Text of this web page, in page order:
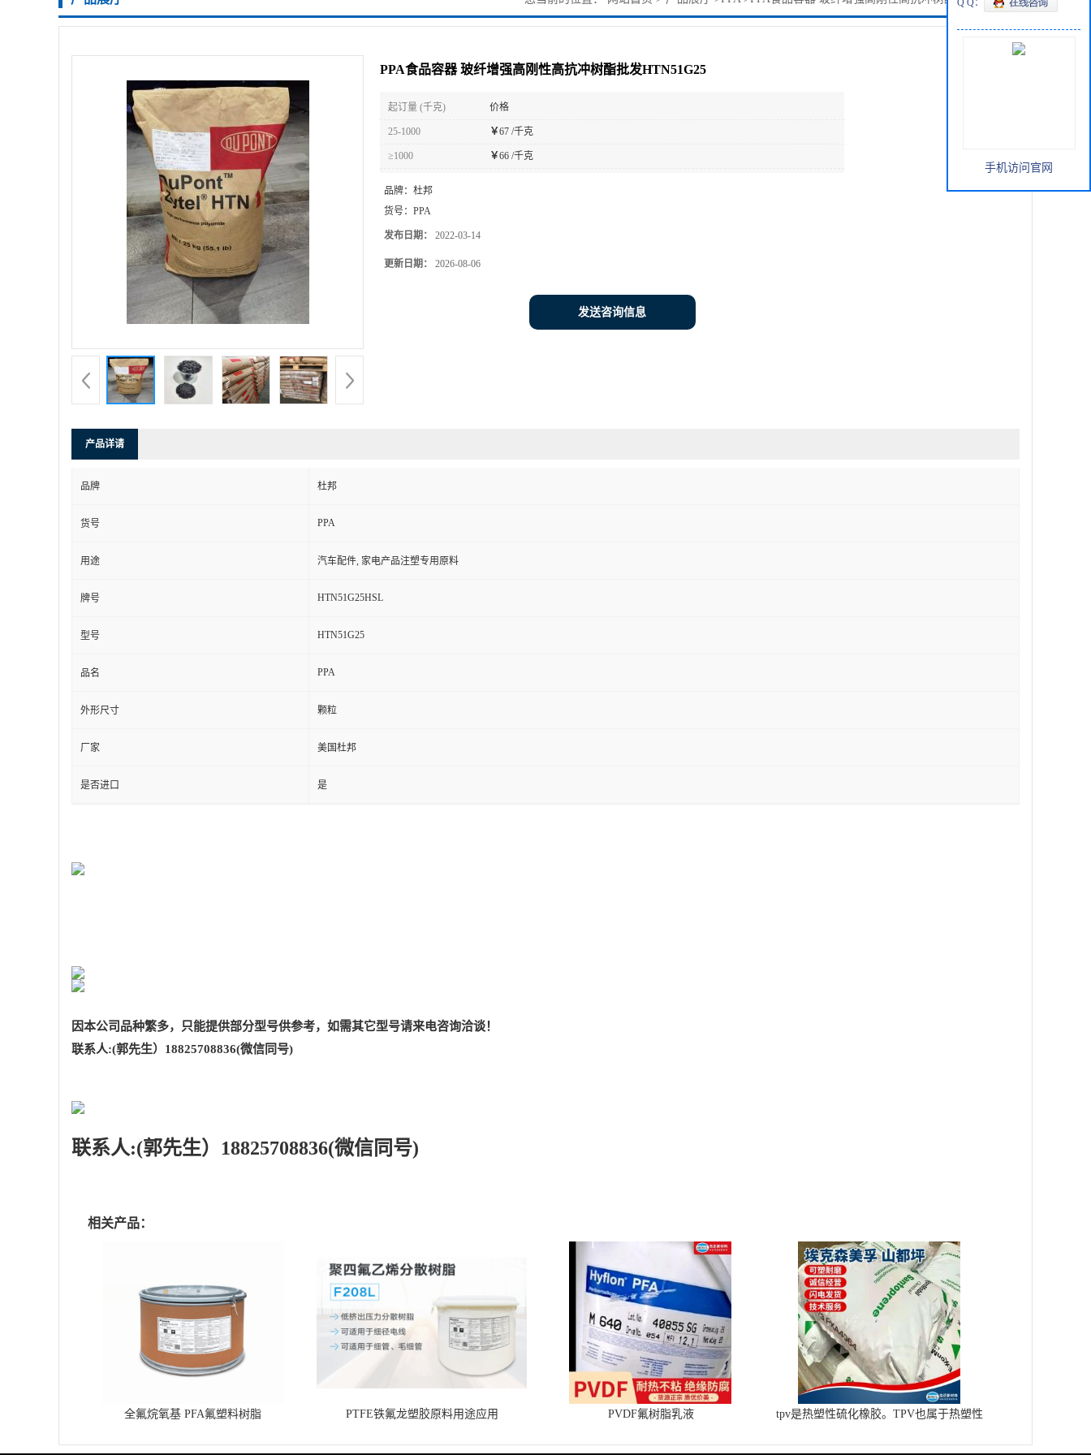
PPA食品容器 玻纤增强高刚性高抗冲树酯批发HTN51G25
起订量 (千克) 价格
25-1000 ￥67 /千克
≥1000 ￥66 /千克
品牌： 杜邦
货号： PPA
发布日期： 2022-03-14
更新日期： 2026-08-06
发送咨询信息
产品详请
品牌 杜邦
货号 PPA
用途 汽车配件, 家电产品注塑专用原料
牌号 HTN51G25HSL
型号 HTN51G25
品名 PPA
外形尺寸 颗粒
厂家 美国杜邦
是否进口 是
因本公司品种繁多，只能提供部分型号供参考，如需其它型号请来电咨询洽谈！
联系人:(郭先生）18825708836(微信同号)
联系人:(郭先生）18825708836(微信同号)
相关产品：
全氟烷氧基 PFA氟塑料树脂 PTFE铁氟龙塑胶原料用途应用 PVDF氟树脂乳液
tpv是热塑性硫化橡胶。TPV也属于热塑性
Q Q：
手机访问官网